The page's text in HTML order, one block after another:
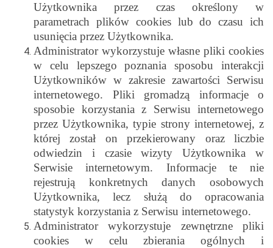
Użytkownika przez czas określony w
parametrach plików cookies lub do czasu ich
usunięcia przez Użytkownika.
Administrator wykorzystuje własne pliki cookies
w celu lepszego poznania sposobu interakcji
Użytkowników w zakresie zawartości Serwisu
internetowego. Pliki gromadzą informacje o
sposobie korzystania z Serwisu internetowego
przez Użytkownika, typie strony internetowej, z
której został on przekierowany oraz liczbie
odwiedzin i czasie wizyty Użytkownika w
Serwisie internetowym. Informacje te nie
rejestrują konkretnych danych osobowych
Użytkownika, lecz służą do opracowania
statystyk korzystania z Serwisu internetowego.
Administrator wykorzystuje zewnętrzne pliki
cookies w celu zbierania ogólnych i